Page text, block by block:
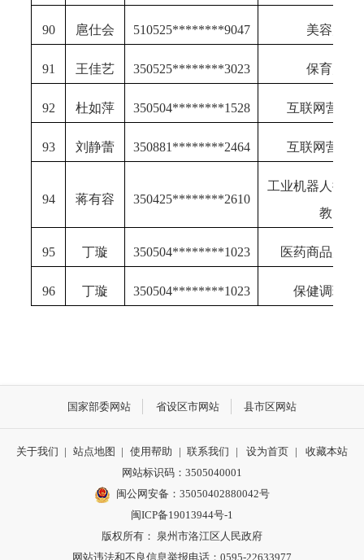
90 扈仕会 510525********9047 美容师
91 王佳艺 350525********3023 保育师
92 杜如萍 350504********1528 互联网营销师
93 刘静蕾 350881********2464 互联网营销师
94 蒋有容 350425********2610
工业机器人操作
教
95 丁璇 350504********1023 医药商品购销
96 丁璇 350504********1023 保健调理师
国家部委网站 省设区市网站 县市区网站
关于我们 | 站点地图 | 使用帮助 | 联系我们 | 设为首页 |
收藏本站
网站标识码：3505040001
闽公网安备：35050402880042号
闽ICP备19013944号-1
版权所有： 泉州市洛江区人民政府
网站违法和不良信息举报电话：0595-22633977